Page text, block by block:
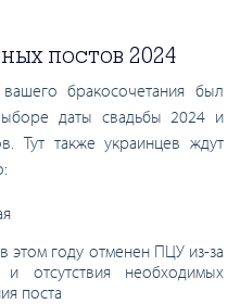
постов 2024
бракосочетания был
даты свадьбы 2024 и
Тут также украинцев ждут
этом году отменен ПЦУ из-за
отсутствия необходимых
поста